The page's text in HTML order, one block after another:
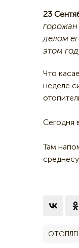
23
горожан
делом
этом
Что
неделе
Сегодня
Там